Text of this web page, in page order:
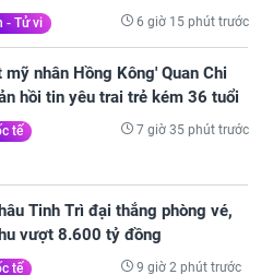
- Tử vi 6 giờ 15 phút trước
mỹ nhân Hồng Kông' Quan Chi
hồi tin yêu trai trẻ kém 36 tuổi
tế 7 giờ 35 phút trước
Tinh Trì đại thắng phòng vé,
vượt 8.600 tỷ đồng
tế 9 giờ 2 phút trước